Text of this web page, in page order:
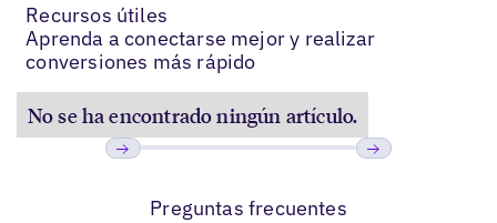
Recursos útiles
Aprenda a conectarse mejor y realizar
conversiones más rápido
No se ha encontrado ningún artículo.
Preguntas frecuentes